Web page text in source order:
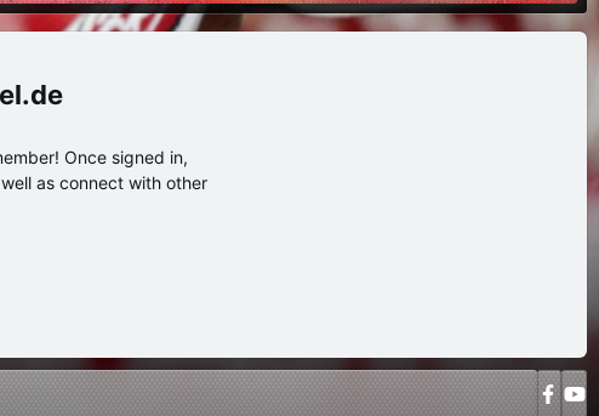
Once signed in,
as connect with other